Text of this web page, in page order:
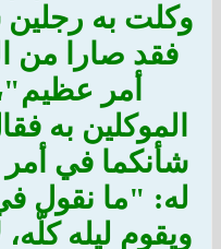
وكلت به
فقد صارا من
أمر
الموكلين به
شأنكما في أمر
له: "ما نقول
ويقوم ليله